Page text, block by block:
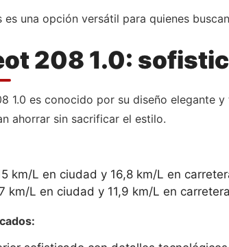
es una opción versátil para quienes
208 1.0:
1.0 es conocido por su diseño elegante
ahorrar sin sacrificar el estilo.
km/L en ciudad y 16,8 km/L en
km/L en ciudad y 11,9 km/L en